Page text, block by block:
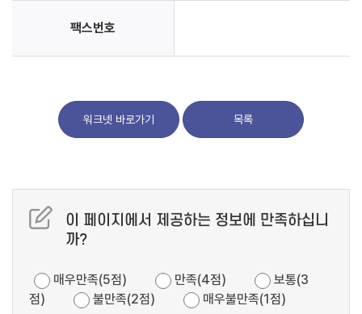
팩스번호
워크넷 바로가기 목록
이 페이지에서 제공하는 정보에 만족하십니
까?
매우만족(5점) 만족(4점)
점)
불만족(2점) 매우불만족(1점)